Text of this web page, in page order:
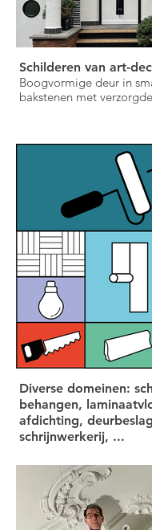
Schilderen
Boogvormige deur in
bakstenen met
Diverse domeinen:
behangen,
afdichting,
schrijnwerkerij, ...